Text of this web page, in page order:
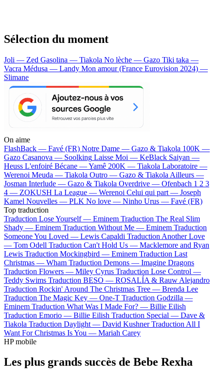
Sélection du moment
Joli — Zed Gasolina — Tiakola No lèche — Gazo Tiki taka —
Vacra Médusa — Landy Mon amour (France Eurovision 2024) —
Slimane
On aime
FlashBack — Favé (FR) Notre Dame — Gazo & Tiakola 100K —
Gazo Casanova — Soolking Laisse Moi — KeBlack Saiyan —
Heuss L'enfoiré Bécane —Yamê 200K — Tiakola Laboratoire —
Werenoi Meuda — Tiakola Outro — Gazo & Tiakola Ailleurs —
Josman Interlude — Gazo & Tiakola Overdrive — Ofenbach 1 2 3
4 — ZOKUSH La League — Werenoi Celui qui part — Joseph
Kamel Nouvelles — PLK No love — Ninho Urus — Favé (FR)
Top traduction
Traduction Lose Yourself — Eminem Traduction The Real Slim
Shady — Eminem Traduction Without Me — Eminem Traduction
Someone You Loved — Lewis Capaldi Traduction Another Love
— Tom Odell Traduction Can't Hold Us — Macklemore and Ryan
Lewis Traduction Mockingbird — Eminem Traduction Last
Christmas — Wham Traduction Demons — Imagine Dragons
Traduction Flowers — Miley Cyrus Traduction Lose Control —
Teddy Swims Traduction BESO — ROSALÍA & Rauw Alejandro
Traduction Rockin' Around The Christmas Tree — Brenda Lee
Traduction The Magic Key — One-T Traduction Godzilla —
Eminem Traduction What Was I Made For? — Billie Eilish
Traduction Emorio — Billie Eilish Traduction Special — Dave &
Tiakola Traduction Daylight — David Kushner Traduction All I
Want For Christmas Is You — Mariah Carey
HP mobile
Les plus grands succès de Bebe Rexha